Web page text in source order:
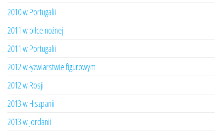
2010 w Portugalii
2011 w piłce nożnej
2011 w Portugalii
2012 w łyżwiarstwie figurowym
2012 w Rosji
2013 w Hiszpanii
2013 w Jordanii